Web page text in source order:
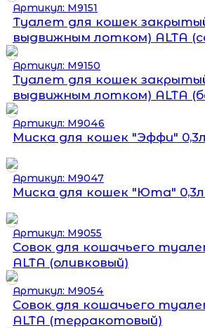
Артикул: М9151
Туалет для кошек
выдвижным лотком) ALTA
Артикул: М9150
Туалет для кошек
выдвижным лотком) ALTA
Артикул: М9046
Миска для кошек "Эффи"
Артикул: М9047
Миска для кошек "Юта" 0,3л
Артикул: М9055
Совок для кошачьего
ALTA (оливковый)
Артикул: М9054
Совок для кошачьего
ALTA (терракотовый)